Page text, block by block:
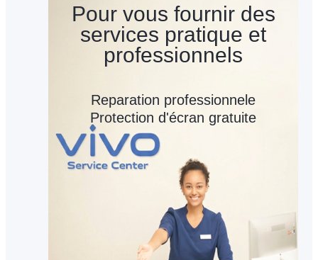
Pour vous fournir des
services pratique et
professionnels
Reparation professionnele
Protection d'écran gratuite